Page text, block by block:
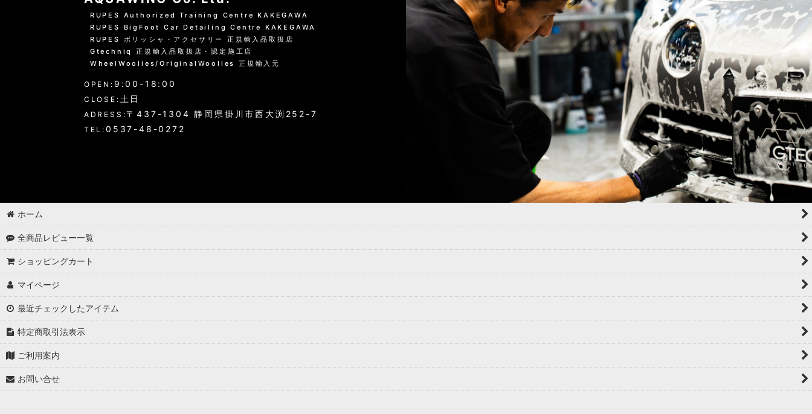
黒い筋状の水垢・古い保護層
ホイール・タイヤの洗浄
ウインドウガラス（外窓）の洗浄
ボディコーティング（通常カラー）
ボディコーティング（マットカラー）
アルミホイールコーティング（クリアーコートなし アルミ素地 ）
アルミホイールコーティング（メッキ・スパッタリング）
アルミホイールコーティング（艶消〜半艶 マットカラー）
アルミホイールコーティング（クリアーなし ソリッドカラー塗装）
RUPES Authorized Training Centre KAKEGAWA
RUPES BigFoot Car Detailing Centre KAKEGAWA
RUPES ポリッシャ・アクセサリー 正規輸入品取扱店
Gtechniq 正規輸入品取扱店・認定施工店
WheelWoolies/OriginalWoolies 正規輸入元
OPEN: 9:00-18:00
CLOSE: 土日
ADRESS: 〒437-1304 静岡県掛川市西大渕252-7
TEL: 0537-48-0272
ホーム
全商品レビュー一覧
ショッピングカート
マイページ
最近チェックしたアイテム
特定商取引法表示
ご利用案内
お問い合せ